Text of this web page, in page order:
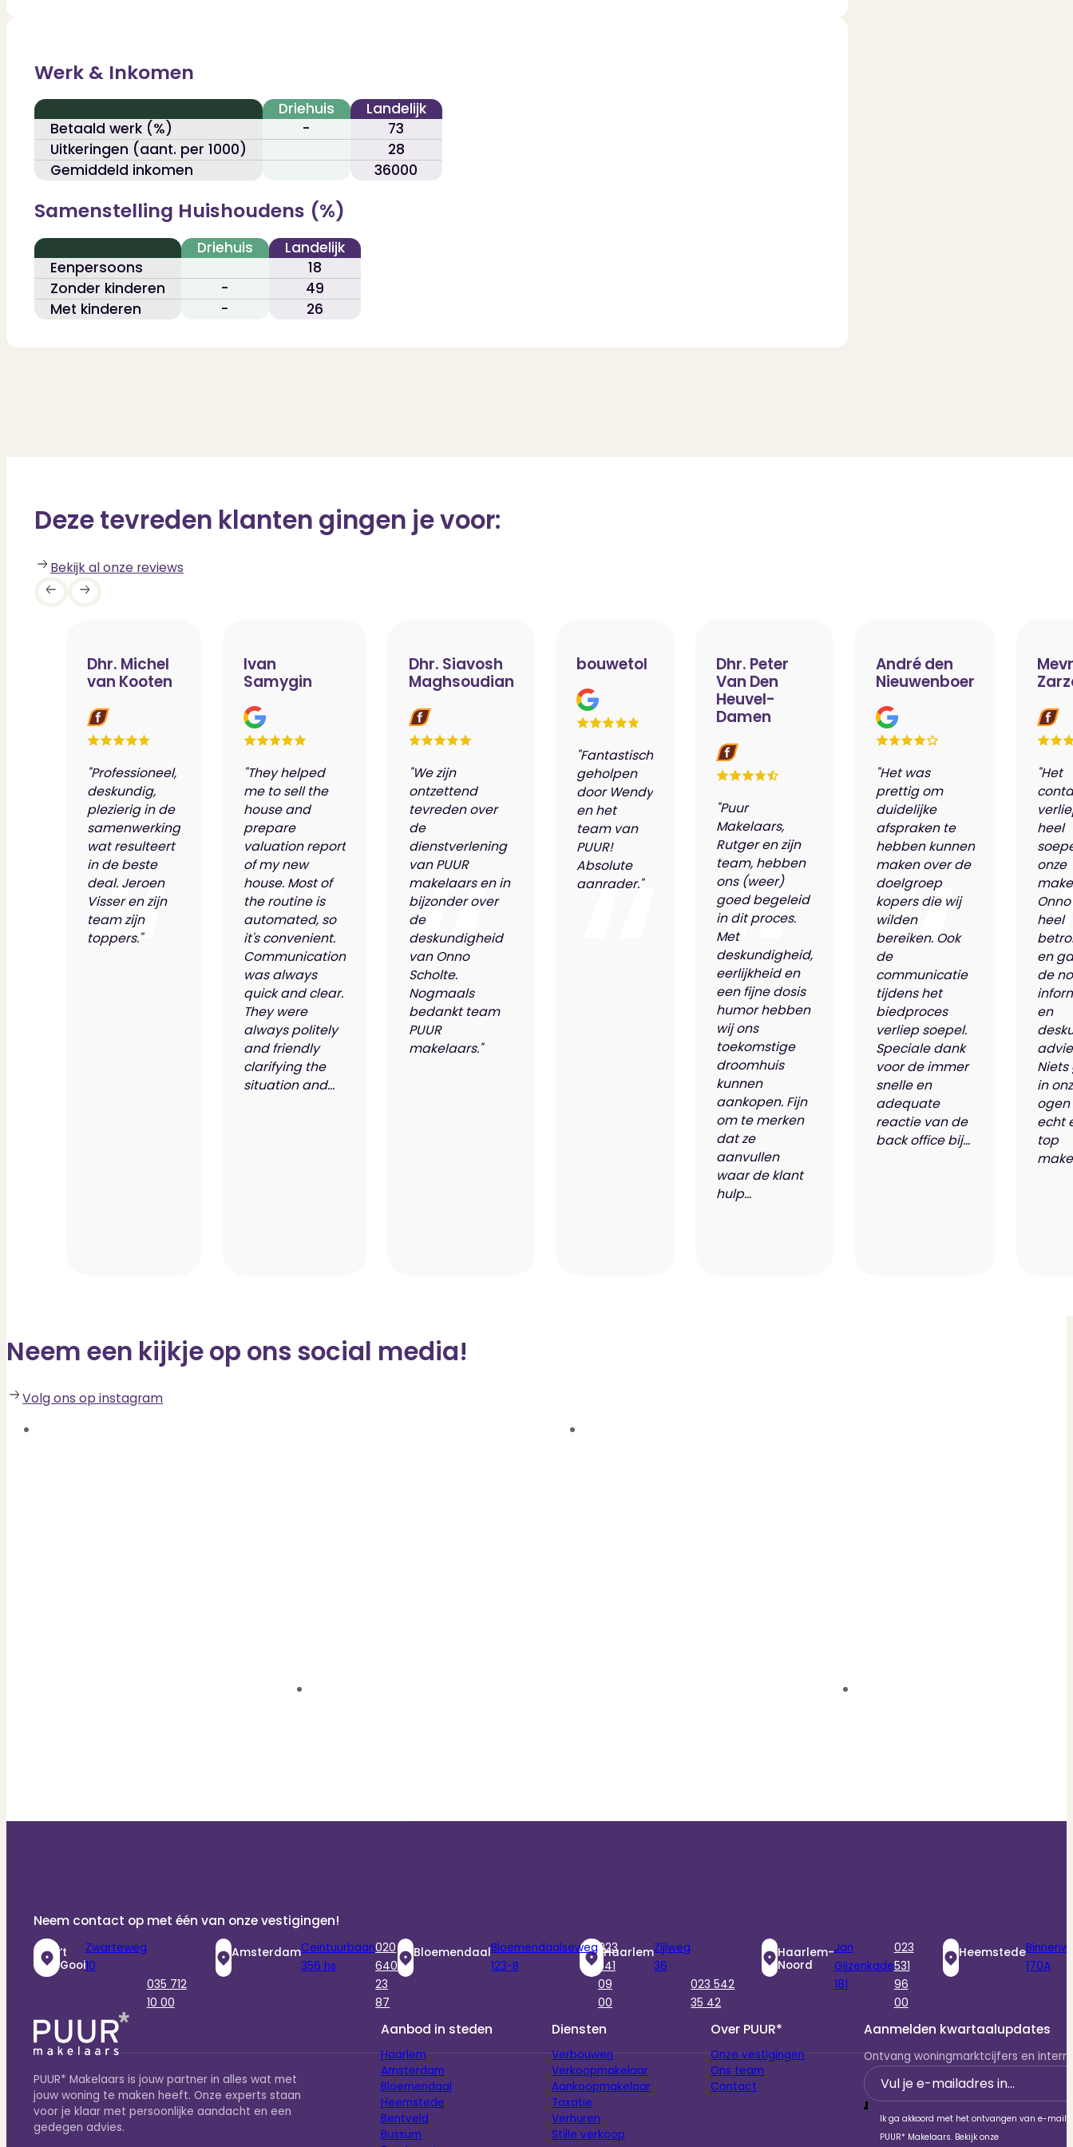
Werk & Inkomen
Driehuis
Landelijk
Betaald werk (%)
-
73
Uitkeringen (aant. per 1000)
28
Gemiddeld inkomen
36000
Samenstelling Huishoudens (%)
Driehuis
Landelijk
Eenpersoons
18
Zonder kinderen
-
49
Met kinderen
- 26
Deze tevreden klanten gingen je voor:
Bekijk al onze reviews
Dhr. Michel
van Kooten
"Professioneel,
deskundig,
plezierig in de
samenwerking
wat resulteert
in de beste
deal. Jeroen
Visser en zijn
team zijn
toppers."
Ivan
Samygin
"They helped
me to sell the
house and
prepare
valuation report
of my new
house. Most of
the routine is
automated, so
it's convenient.
Communication
was always
quick and clear.
They were
always politely
and friendly
clarifying the
situation and...
Dhr. Siavosh
Maghsoudian
"We zijn
ontzettend
tevreden over
de
dienstverlening
van PUUR
makelaars en in
bijzonder over
de
deskundigheid
van Onno
Scholte.
Nogmaals
bedankt team
PUUR
makelaars."
bouwetol
"Fantastisch
geholpen
door Wendy
en het
team van
PUUR!
Absolute
aanrader."
Dhr. Peter
Van Den
Heuvel-
Damen
"Puur
Makelaars,
Rutger en zijn
team, hebben
ons (weer)
goed begeleid
in dit proces.
Met
deskundigheid,
eerlijkheid en
een fijne dosis
humor hebben
wij ons
toekomstige
droomhuis
kunnen
aankopen. Fijn
om te merken
dat ze
aanvullen
waar de klant
hulp...
André den
Nieuwenboer
"Het was
prettig om
duidelijke
afspraken te
hebben kunnen
maken over de
doelgroep
kopers die wij
wilden
bereiken. Ook
de
communicatie
tijdens het
biedproces
verliep soepel.
Speciale dank
voor de immer
snelle en
adequate
reactie van de
back office bij...
"Het
heel
onze
heel
en
de
en
in
ogen
echt
top
Neem een kijkje op ons social media!
Volg ons op instagram
Neem contact op met één van onze vestigingen!
‘t
Gooi
Zwarteweg
10
035 712
10 00
AmsterdamCeintuurbaan
356 hs
020
640
23
87
BloemendaalBloemendaalseweg
123-B
023
541
09
00
HaarlemZijlweg
36
023 542
35 42
Haarlem-
Noord
Jan
Gijzenkade
181
023
531
96
00
Heemstede
170A
PUUR* Makelaars is jouw partner in alles wat met
jouw woning te maken heeft. Onze experts staan
voor je klaar met persoonlijke aandacht en een
gedegen advies.
Aanbod in steden
Haarlem
Amsterdam
Bloemendaal
Heemstede
Bentveld
Bussum
Diensten
Verbouwen
Verkoopmakelaar
Aankoopmakelaar
Taxatie
Verhuren
Stille verkoop
Over PUUR*
Onze vestigingen
Ons team
Contact
Aanmelden kwartaalupdates
Ontvang woningmarktcijfers en
Section
Ik ga akkoord met het ontvangen van e-
PUUR* Makelaars. Bekijk onze